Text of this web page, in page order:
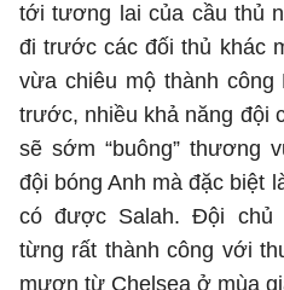
tới tương lai của cầu thủ
đi trước các đối thủ khác
vừa chiêu mộ thành công
trước, nhiều khả năng đội
sẽ sớm “buông” thương
đội bóng Anh mà đặc biệt
có được Salah. Đội chủ
từng rất thành công với
mượn từ Chelsea ở mùa